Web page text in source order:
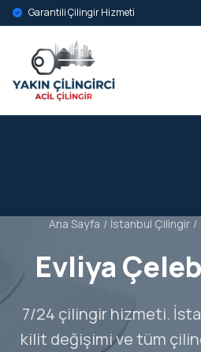
Garantili Çilingir Hizmeti
Ana Sayfa / İstanbul Çilingir /
Evliya
7/24 çilingir hizmeti.
kilit değişimi ve tüm